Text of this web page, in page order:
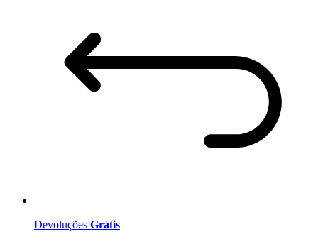
Devoluções Grátis